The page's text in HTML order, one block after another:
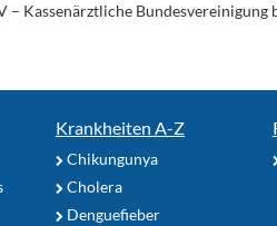
– Kassenärztliche Bundesvereinigung
Krankheiten A-Z
Chikungunya
Cholera
Denguefieber